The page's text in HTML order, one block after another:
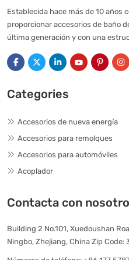
Establecida hace más de 10 años
proporcionar accesorios de baño
última generación y con una
Categories
Accesorios de nueva energía
Accesorios para remolques
Accesorios para automóviles
Acoplador
Contacta con
Building 2 No.101, Xuedoushan
Ningbo, Zhejiang, China Zip Code: